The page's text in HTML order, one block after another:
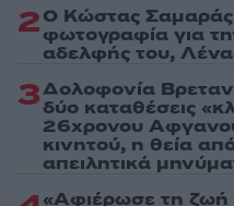
2Ο Κώστας Σαμαράς
φωτογραφία για
αδελφής του,
3Δολοφονία
δύο καταθέσεις
26χρονου
κινητού, η θεία
απειλητικά
«Αφιέρωσε τη